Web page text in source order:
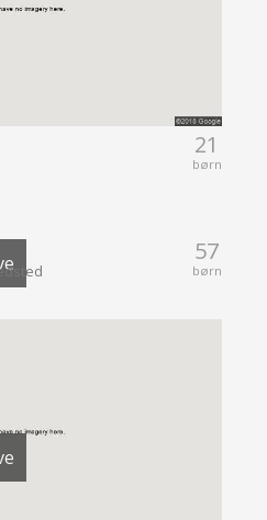
21
børn
57
børn